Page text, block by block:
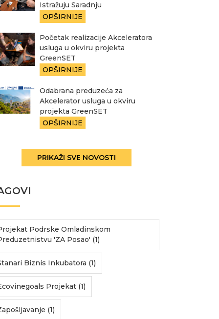
Istražuju Saradnju
OPŠIRNIJE
Početak realizacije Akceleratora
usluga u okviru projekta
GreenSET
OPŠIRNIJE
Odabrana preduzeća za
Akcelerator usluga u okviru
projekta GreenSET
OPŠIRNIJE
PRIKAŽI SVE NOVOSTI
Podrske Omladinskom
'ZA Posao' (1)
Biznis Inkubatora (1)
Projekat (1)
(1)